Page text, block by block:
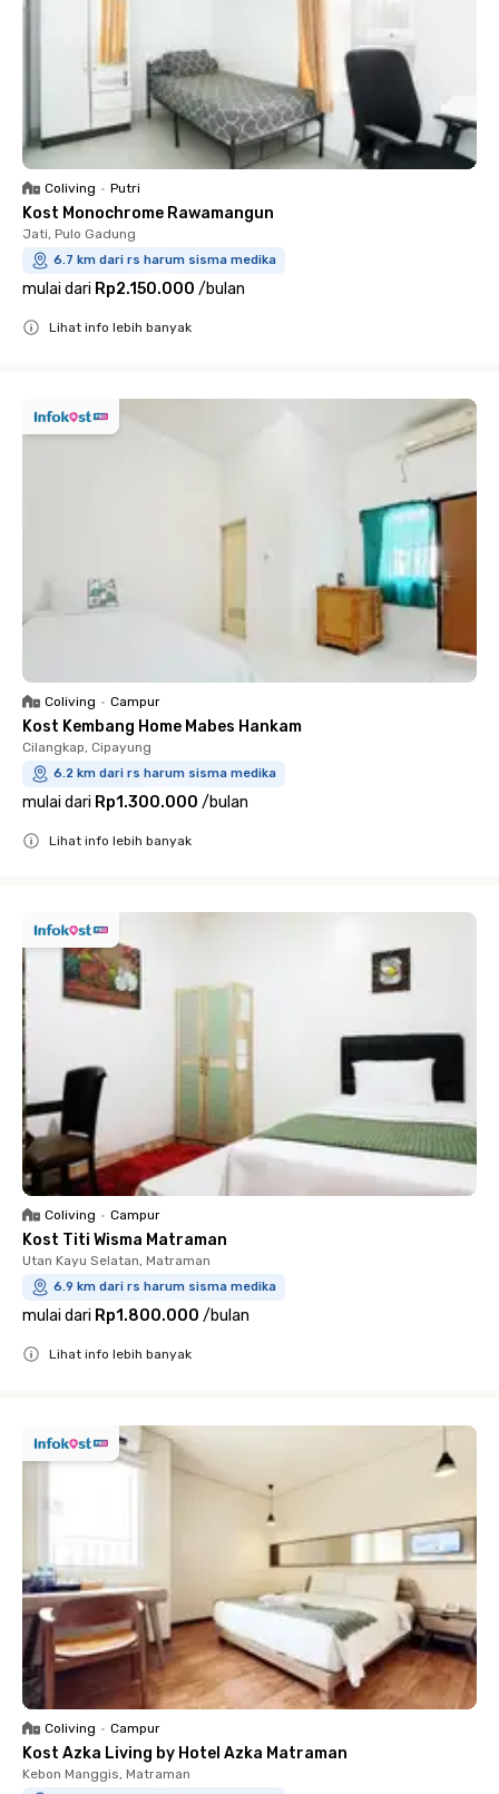
Coliving • Putri
Kost Monochrome Rawamangun
Jati, Pulo Gadung
6.7 km dari rs harum sisma medika
mulai dari Rp2.150.000 /bulan
Lihat info lebih banyak
Coliving • Campur
Kost Kembang Home Mabes Hankam
Cilangkap, Cipayung
6.2 km dari rs harum sisma medika
mulai dari Rp1.300.000 /bulan
Lihat info lebih banyak
Coliving • Campur
Kost Titi Wisma Matraman
Utan Kayu Selatan, Matraman
6.9 km dari rs harum sisma medika
mulai dari Rp1.800.000 /bulan
Lihat info lebih banyak
Coliving • Campur
Kost Azka Living by Hotel Azka Matraman
Kebon Manggis, Matraman